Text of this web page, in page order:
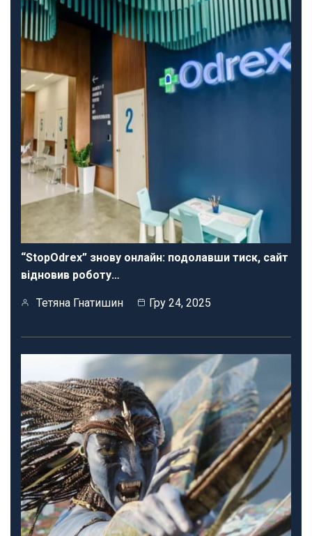
“StopOdrex” знову онлайн: подолавши тиск, сайт
відновив роботу…
Тетяна Гнатишин Гру 24, 2025